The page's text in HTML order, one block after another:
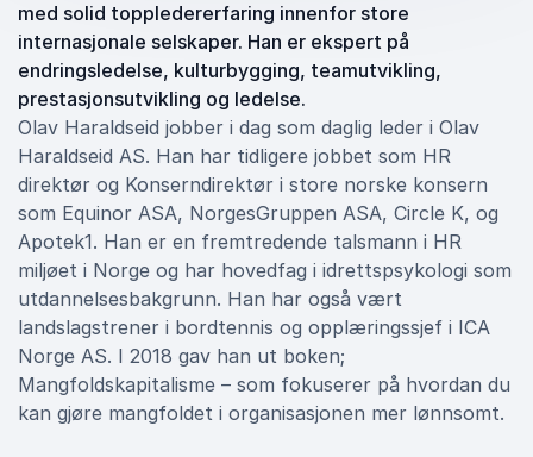
med solid toppledererfaring innenfor store
internasjonale selskaper. Han er ekspert på
endringsledelse, kulturbygging, teamutvikling,
prestasjonsutvikling og ledelse.
Olav Haraldseid jobber i dag som daglig leder i Olav
Haraldseid AS. Han har tidligere jobbet som HR
direktør og Konserndirektør i store norske konsern
som Equinor ASA, NorgesGruppen ASA, Circle K, og
Apotek1. Han er en fremtredende talsmann i HR
miljøet i Norge og har hovedfag i idrettspsykologi som
utdannelsesbakgrunn. Han har også vært
landslagstrener i bordtennis og opplæringssjef i ICA
Norge AS. I 2018 gav han ut boken;
Mangfoldskapitalisme – som fokuserer på hvordan du
kan gjøre mangfoldet i organisasjonen mer lønnsomt.